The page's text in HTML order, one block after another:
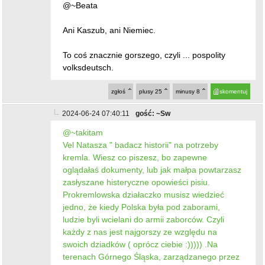
@~Beata
Ani Kaszub, ani Niemiec.
To coś znacznie gorszego, czyli ... pospolity
volksdeutsch.
skomentuj
minusy 8
plusy 25
zgłoś
2024-06-24 07:40:11 gość: ~Sw
@~takitam
Vel Natasza " badacz historii" na potrzeby
kremla. Wiesz co piszesz, bo zapewne
oglądałaś dokumenty, lub jak małpa powtarzasz
zasłyszane histeryczne opowieści pisiu.
Prokremlowska działaczko musisz wiedzieć
jedno, że kiedy Polska była pod zaborami,
ludzie byli wcielani do armii zaborców. Czyli
każdy z nas jest najgorszy ze względu na
swoich dziadków ( oprócz ciebie :))))) .Na
terenach Górnego Śląska, zarządzanego przez